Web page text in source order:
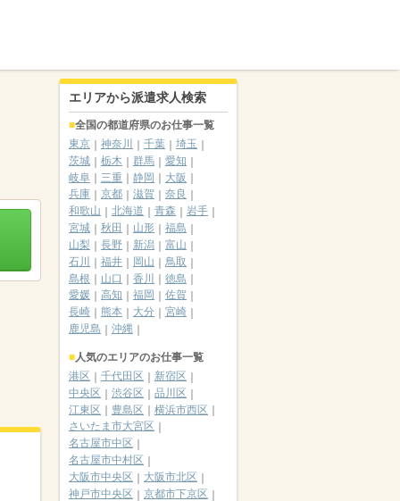
エリアから派遣求人検索
全国の都道府県のお仕事一覧
東京
神奈川 千葉
埼玉
茨城
栃木 群馬
愛知
岐阜
三重 静岡
大阪
兵庫
京都 滋賀
奈良
和歌山
北海道 青森
岩手
宮城
秋田 山形
福島
山梨
長野 新潟
富山
石川
福井 岡山
鳥取
島根
山口 香川
徳島
愛媛
高知 福岡
佐賀
長崎
熊本 大分
宮崎
鹿児島
沖縄
人気のエリアのお仕事一覧
港区
千代田区
新宿区
中央区
渋谷区
品川区
江東区
豊島区
横浜市西区
さいたま市大宮区
名古屋市中区
名古屋市中村区
大阪市中央区
大阪市北区
神戸市中央区
京都市下京区